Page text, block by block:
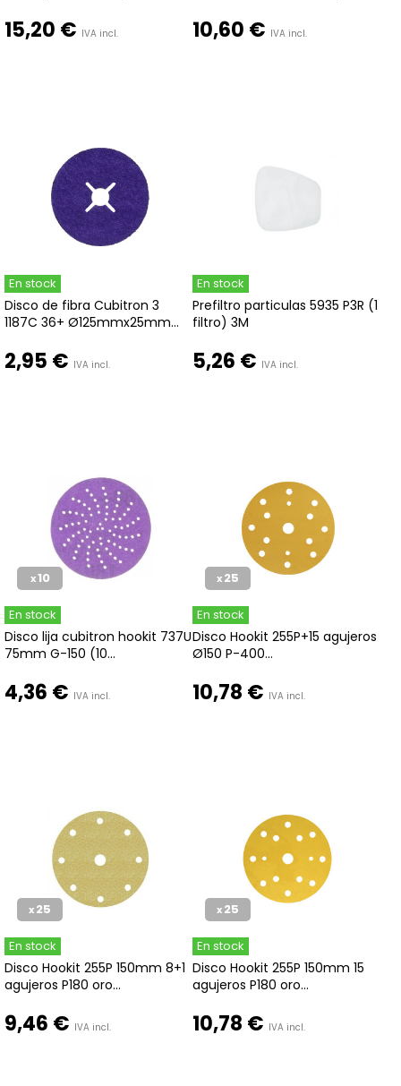
15,20 € IVA incl. 10,60 € IVA incl.
En stock
Disco de fibra Cubitron 3
1187C 36+ Ø125mmx25mm...
2,95 € IVA incl.
En stock
Prefiltro particulas 5935 P3R (1
filtro) 3M
5,26 € IVA incl.
x10
En stock
Disco lija cubitron hookit 737U
75mm G-150 (10...
4,36 € IVA incl.
x25
En stock
Disco Hookit 255P+15 agujeros
Ø150 P-400...
10,78 € IVA incl.
x25
En stock
Disco Hookit 255P 150mm 8+1
agujeros P180 oro...
9,46 € IVA incl.
x25
En stock
Disco Hookit 255P 150mm 15
agujeros P180 oro...
10,78 € IVA incl.